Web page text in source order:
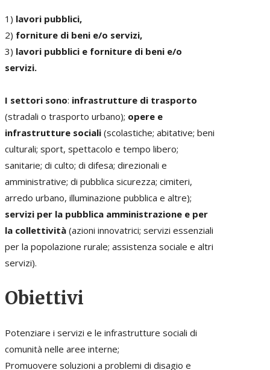
1) lavori pubblici,
2) forniture di beni e/o servizi,
3) lavori pubblici e forniture di beni e/o
servizi.
I settori sono: infrastrutture di trasporto
(stradali o trasporto urbano); opere e
infrastrutture sociali (scolastiche; abitative; beni
culturali; sport, spettacolo e tempo libero;
sanitarie; di culto; di difesa; direzionali e
amministrative; di pubblica sicurezza; cimiteri,
arredo urbano, illuminazione pubblica e altre);
servizi per la pubblica amministrazione e per
la collettività (azioni innovatrici; servizi essenziali
per la popolazione rurale; assistenza sociale e altri
servizi).
Obiettivi
Potenziare i servizi e le infrastrutture sociali di
comunità nelle aree interne;
Promuovere soluzioni a problemi di disagio e